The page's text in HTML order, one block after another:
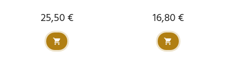
Prix
25,50 € Prix
16,80 €